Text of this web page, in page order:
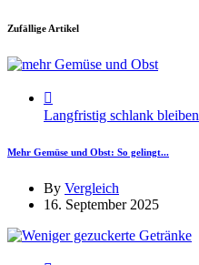
Zufällige Artikel
Langfristig schlank bleiben
Mehr Gemüse und Obst: So gelingt...
By Vergleich
16. September 2025